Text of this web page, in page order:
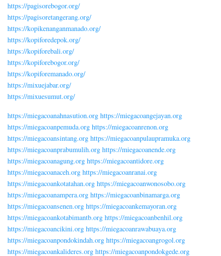
https://pagisorebogor.org/
https://pagisoretangerang.org/
https://kopikenanganmanado.org/
https://kopiforedepok.org/
https://kopiforebali.org/
https://kopiforebogor.org/
https://kopiforemanado.org/
https://mixuejabar.org/
https://mixuesumut.org/
https://miegacoanahnasution.org https://miegacoangejayan.org
https://miegacoanpemuda.org https://miegacoanrenon.org
https://miegacoansintang.org https://miegacoanpulaupramuka.org
https://miegacoanprabumulih.org https://miegacoanende.org
https://miegacoanagung.org https://miegacoantidore.org
https://miegacoanaceh.org https://miegacoanranai.org
https://miegacoankotatahan.org https://miegacoanwonosobo.org
https://miegacoanampera.org https://miegacoanbinamarga.org
https://miegacoansenen.org https://miegacoankemayoran.org
https://miegacoankotabimantb.org https://miegacoanbenhil.org
https://miegacoancikini.org https://miegacoanrawabuaya.org
https://miegacoanpondokindah.org https://miegacoangrogol.org
https://miegacoankalideres.org https://miegacoanpondokgede.org